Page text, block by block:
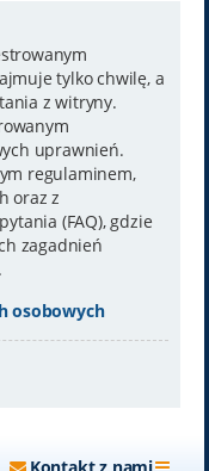
tylko chwilę, a
z witryny.
uprawnień.
regulaminem,
oraz z
(FAQ), gdzie
zagadnień
osobowych
Kontakt z nami